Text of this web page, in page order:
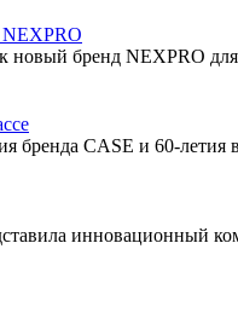
NEXPRO
бренд NEXPRO
бренда CASE и 60-летия
инновационный